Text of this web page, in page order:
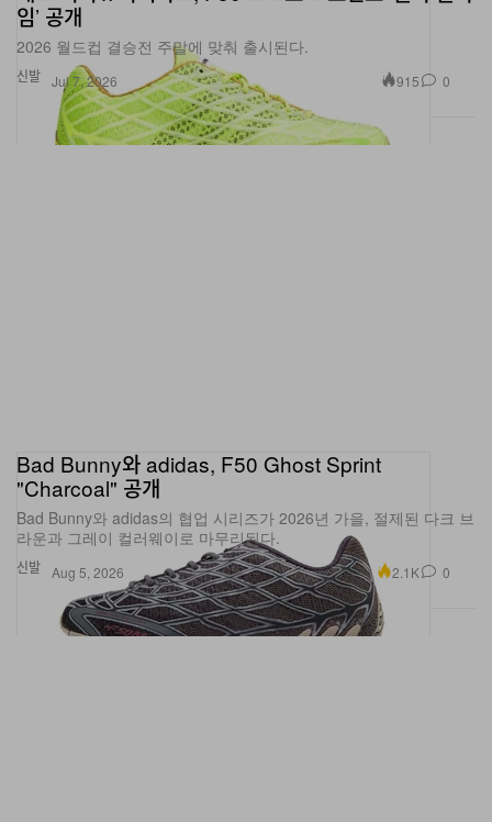
신발
2026 월드컵 결승전 주말에 맞춰 출시된다.
Jul 7, 2026
신발
"Charcoal" 공개
Bad Bunny와 adidas의 협업 시리즈가 2026년 가을, 절제된 다크 브
라운과 그레이 컬러웨이로 마무리된다.
Aug 5, 2026